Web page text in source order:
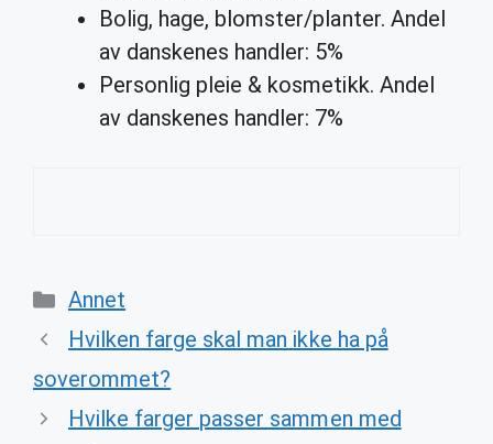
Bolig, hage, blomster/planter. Andel
av danskenes handler: 5%
Personlig pleie & kosmetikk. Andel
av danskenes handler: 7%
Categories
Annet
Hvilken farge skal man ikke ha på
soverommet?
Hvilke farger passer sammen med